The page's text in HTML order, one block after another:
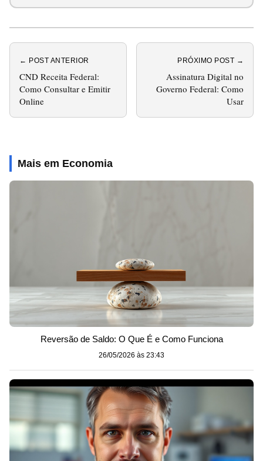
← POST ANTERIOR
CND Receita Federal:
Como Consultar e Emitir
Online
PRÓXIMO POST →
Assinatura Digital no
Governo Federal: Como
Usar
Mais em Economia
Reversão de Saldo: O Que É e Como Funciona
26/05/2026 às 23:43